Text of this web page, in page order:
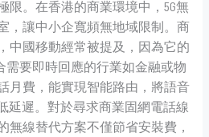
限。在香港的商業環境中，5G無
，讓中小企寬頻無地域限制。商
中國移動經常被提及，因為它的
需要即時回應的行業如金融或物
月費，能實現智能路由，將語音
延遲。對於尋求商業固網電話線
無線替代方案不僅節省安裝費，